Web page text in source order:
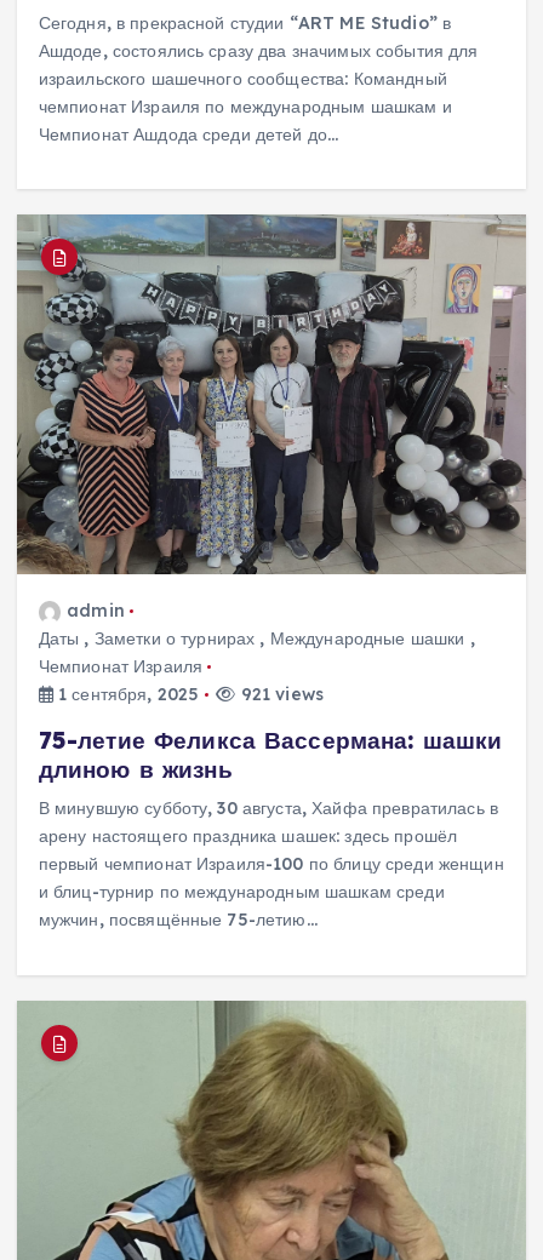
Сегодня, в прекрасной студии “ART ME Studio” в
Ашдоде, состоялись сразу два значимых события для
израильского шашечного сообщества: Командный
чемпионат Израиля по международным шашкам и
Чемпионат Ашдода среди детей до…
admin
Даты , Заметки о турнирах , Международные шашки ,
Чемпионат Израиля
1 сентября, 2025
921 views
75-летие Феликса Вассермана: шашки
длиною в жизнь
В минувшую субботу, 30 августа, Хайфа превратилась в
арену настоящего праздника шашек: здесь прошёл
первый чемпионат Израиля-100 по блицу среди женщин
и блиц-турнир по международным шашкам среди
мужчин, посвящённые 75-летию…